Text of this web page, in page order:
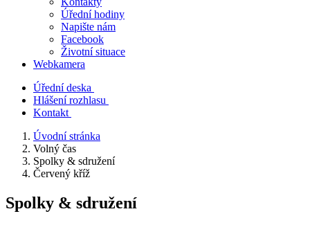
Úřední hodiny
Napište nám
Facebook
Životní situace
Webkamera
Úřední deska
Hlášení rozhlasu
Kontakt
Úvodní stránka
Volný čas
Spolky & sdružení
Červený kříž
Spolky & sdružení